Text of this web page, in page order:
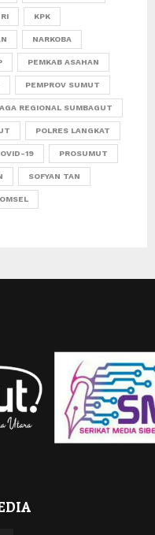
KPK
NARKOBA
PEMKAB ASAHAN
PEMPROV SUMUT
REGIONAL SUMBAGUT
POLRES LANGKAT
19 PROSUMUT
SOFYAN TAN